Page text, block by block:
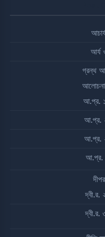
আর্য
গ্রন্থ
আলোচনা
আ.প্র.
আ.প্র.
আ.প্র.
আ.প্র.
দ্বী.র.
দ্বী.র.